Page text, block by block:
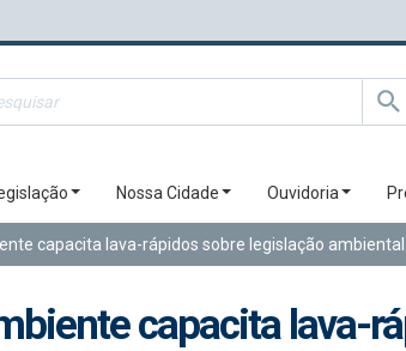
Nossa Cidade Ouvidoria
capacita lava-rápidos sobre legislação ambiental
capacita lava-